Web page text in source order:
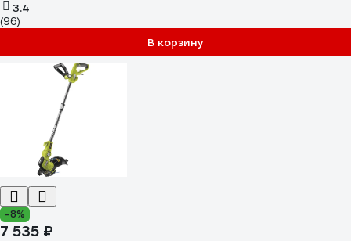
3.4
(96)
В корзину
-8%
7 535 ₽